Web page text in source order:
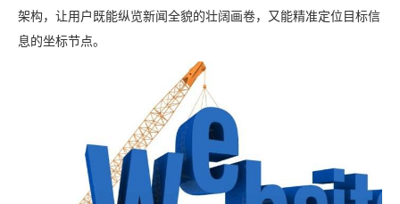
架构，让用户既能纵览新闻全貌的壮阔画卷，又能精准定位目标信
息的坐标节点。